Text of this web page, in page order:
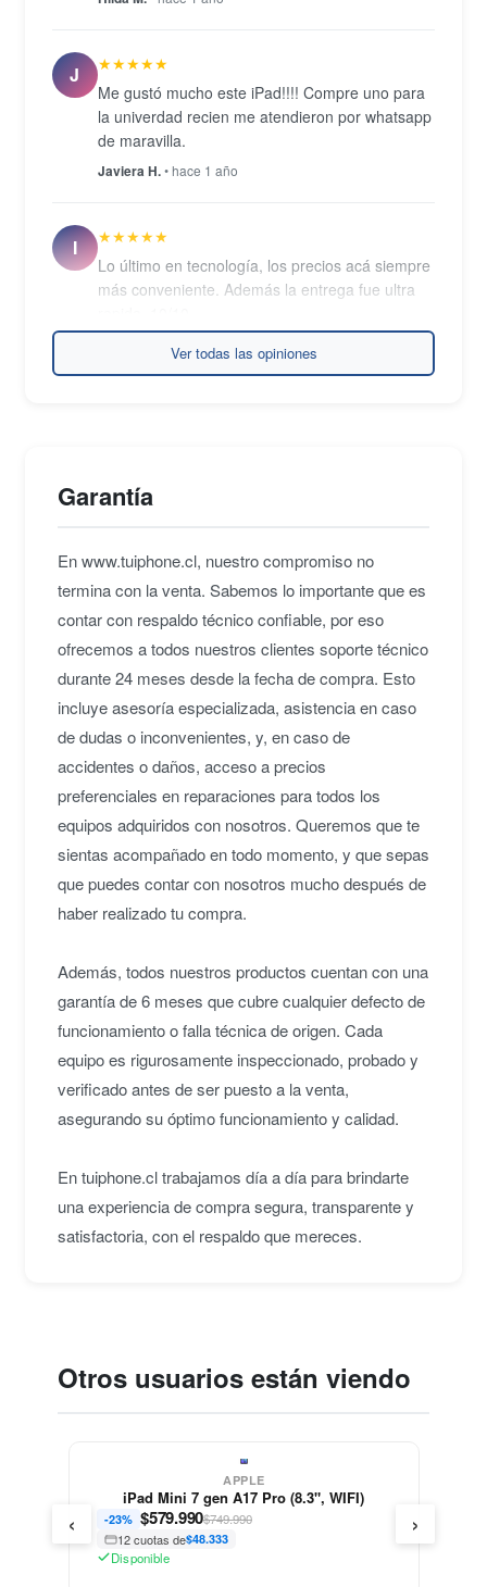
colores.
J
★★★★★
Me gustó mucho este iPad!!!! Compre uno para
la univerdad recien me atendieron por whatsapp
de maravilla.
Javiera H.• hace 1 año
I
★★★★★
Lo último en tecnología, los precios acá siempre
más conveniente. Además la entrega fue ultra
encantado. Está perfecto y va muy fluido. No he
notado diferencia al no necesitar mucho
Natalia E.• hace 2 años
H
★★★★★
Muy buen iPad, no tiene mucho que envidiarle a
las versiones Pro a mi gusto, se asemeja harto
al iPad Air 4. Muy buen equipo!!
Haydee V.• hace 2 años
★★★★★
Maravillosa tablet, increible realmente. Compre
con retiro en tienda, retiré el mismo dia y todo
impecable. Gracias chicos.
Loreto S.• hace 3 años
Ver todas las opiniones
Garantía
En www.tuiphone.cl, nuestro compromiso no
termina con la venta. Sabemos lo importante que es
contar con respaldo técnico confiable, por eso
ofrecemos a todos nuestros clientes soporte técnico
durante 24 meses desde la fecha de compra. Esto
incluye asesoría especializada, asistencia en caso
de dudas o inconvenientes, y, en caso de
accidentes o daños, acceso a precios
preferenciales en reparaciones para todos los
equipos adquiridos con nosotros. Queremos que te
sientas acompañado en todo momento, y que sepas
que puedes contar con nosotros mucho después de
haber realizado tu compra.
Además, todos nuestros productos cuentan con una
garantía de 6 meses que cubre cualquier defecto de
funcionamiento o falla técnica de origen. Cada
equipo es rigurosamente inspeccionado, probado y
verificado antes de ser puesto a la venta,
asegurando su óptimo funcionamiento y calidad.
En tuiphone.cl trabajamos día a día para brindarte
una experiencia de compra segura, transparente y
satisfactoria, con el respaldo que mereces.
Otros usuarios están viendo
APPLE
iPad Mini 7 gen A17 Pro (8.3", WIFI)
-23% $579.990$749.990
12 cuotas de$48.333
Disponible
‹ ›